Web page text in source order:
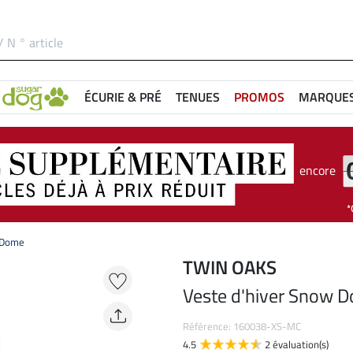
ÉCURIE & PRÉ TENUES PROMOS
encore
TWIN OAKS
Veste d'hiver Snow
Référence: 160038-XS-MC
4.5
2 évaluation(s)